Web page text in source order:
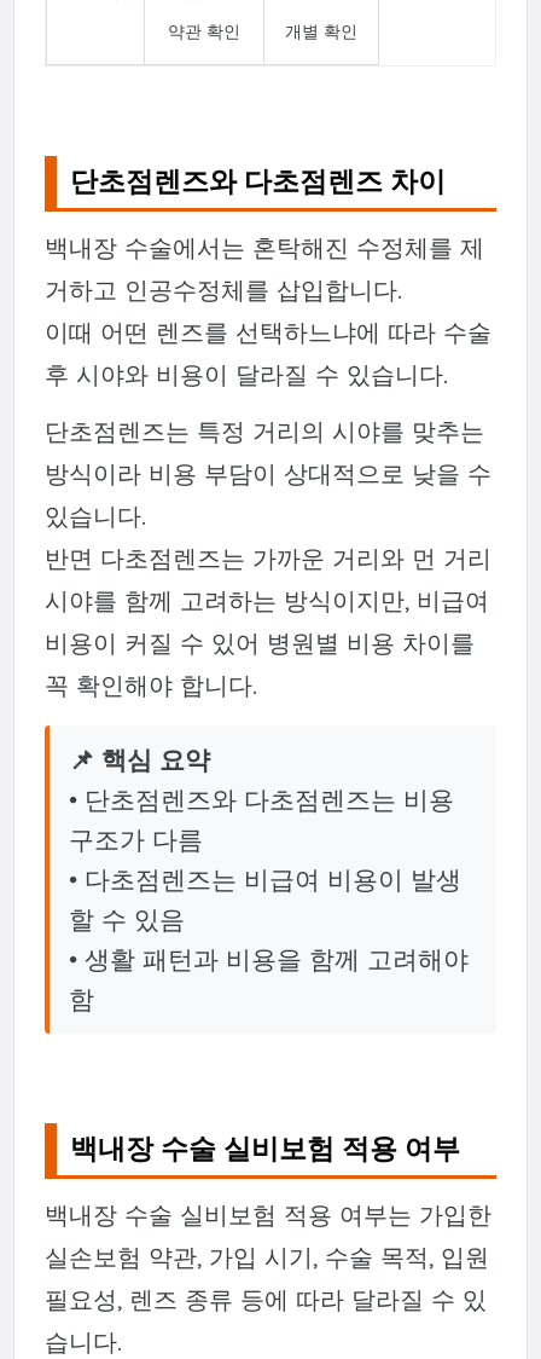
약관 확인
개별 확인
단초점렌즈와 다초점렌즈 차이
백내장 수술에서는 혼탁해진 수정체를 제
거하고 인공수정체를 삽입합니다.
이때 어떤 렌즈를 선택하느냐에 따라 수술
후 시야와 비용이 달라질 수 있습니다.
단초점렌즈는 특정 거리의 시야를 맞추는
방식이라 비용 부담이 상대적으로 낮을 수
있습니다.
반면 다초점렌즈는 가까운 거리와 먼 거리
시야를 함께 고려하는 방식이지만, 비급여
비용이 커질 수 있어 병원별 비용 차이를
꼭 확인해야 합니다.
📌 핵심 요약
• 단초점렌즈와 다초점렌즈는 비용
구조가 다름
• 다초점렌즈는 비급여 비용이 발생
할 수 있음
• 생활 패턴과 비용을 함께 고려해야
함
백내장 수술 실비보험 적용 여부
백내장 수술 실비보험 적용 여부는 가입한
실손보험 약관, 가입 시기, 수술 목적, 입원
필요성, 렌즈 종류 등에 따라 달라질 수 있
습니다.